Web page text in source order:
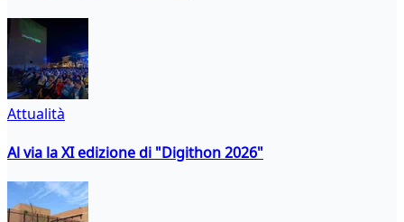
Attualità
Al via la XI edizione di "Digithon 2026"